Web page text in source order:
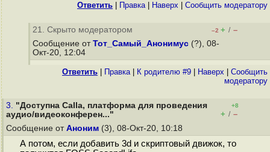
Ответить Правка| Наверх Cообщить модератору
21. Скрыто модератором –2 + / –
Сообщение от Тот_Самый_Анонимус (?), 08-
Окт-20, 12:04
Ответить Правка| К родителю #9 Наверх
Cообщить
модератору
3. "Доступна Calla, платформа для проведения
аудио/видеоконферен..."
+8
+ / –
Сообщение от Аноним (3), 08-Окт-20, 10:18
А потом, если добавить 3d и скриптовый движок, то